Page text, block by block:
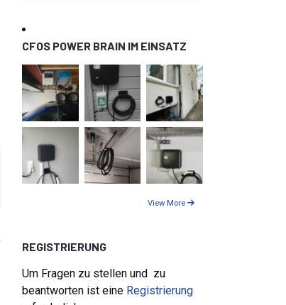
CFOS POWER BRAIN IM EINSATZ
View More
REGISTRIERUNG
Um Fragen zu stellen und zu
beantworten ist eine Registrierung